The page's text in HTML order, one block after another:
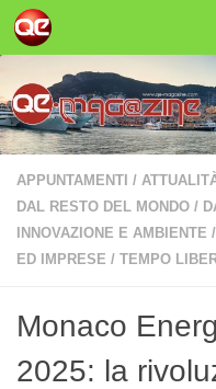
Salta al contenuto
APPUNTAMENTI /
DAL RESTO DEL MONDO /
INNOVAZIONE E AMBIENTE /
ED IMPRESE / TEMPO
Monaco
2025: la